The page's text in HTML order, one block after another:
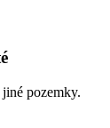
pozemky.